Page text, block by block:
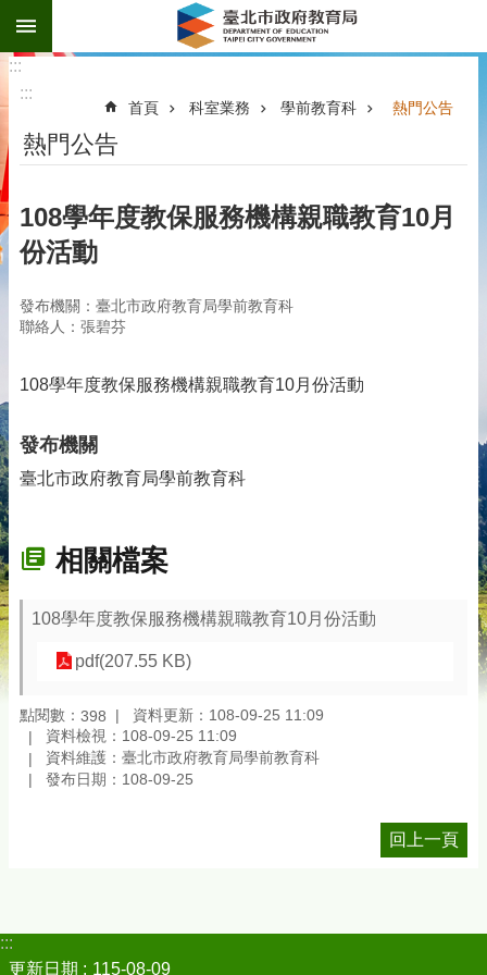
跳到主要內容區塊
:::
:::
首頁 科室業務 學前教育科 熱門公告
熱門公告
108學年度教保服務機構親職教育10月
份活動
發布機關：臺北市政府教育局學前教育科
聯絡人：張碧芬
108學年度教保服務機構親職教育10月份活動
發布機關
臺北市政府教育局學前教育科
相關檔案
108學年度教保服務機構親職教育10月份活動
pdf(207.55 KB)
點閱數： 398
資料更新：108-09-25 11:09
資料檢視：108-09-25 11:09
資料維護：臺北市政府教育局學前教育科
發布日期：108-09-25
回上一頁
:::
更新日期
115-08-09